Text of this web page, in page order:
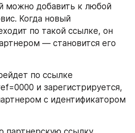
можно добавить к любой
Когда новый
по такой ссылке, он
— становится его
по ссылке
и зарегистрируется,
с идентификатором